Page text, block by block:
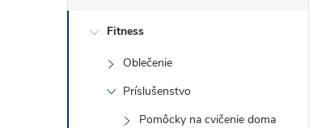
Fitness
Oblečenie
Príslušenstvo
Pomôcky na cvičenie doma